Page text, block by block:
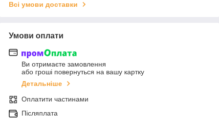
Всі умови доставки
Умови оплати
Ви отримаєте замовлення
або гроші повернуться на вашу картку
Детальніше
Оплатити частинами
Післяплата